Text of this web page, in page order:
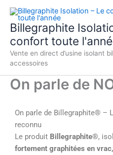
Aller
contenu
Billegraphite
confort toute
Vente en direct d’usine isolant
accessoires
On parle de
On parle de Billegraphite® –
reconnu
Le produit Billegraphite®,
fortement graphitées en